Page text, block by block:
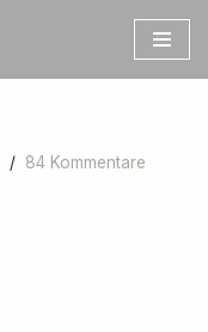
84 Kommentare